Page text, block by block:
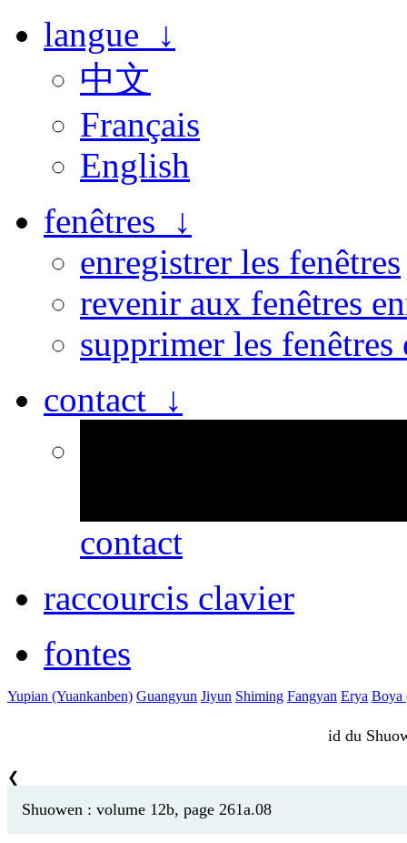
langue ↓
中文
Français
English
fenêtres ↓
enregistrer les fenêtres
revenir aux fenêtres
supprimer les fenêtres
contact ↓
contact
raccourcis clavier
fontes
Yupian (Yuankanben) Guangyun Jiyun Shiming Fangyan Erya Boya
id du
❮
Shuowen : volume 12b, page 261a.08